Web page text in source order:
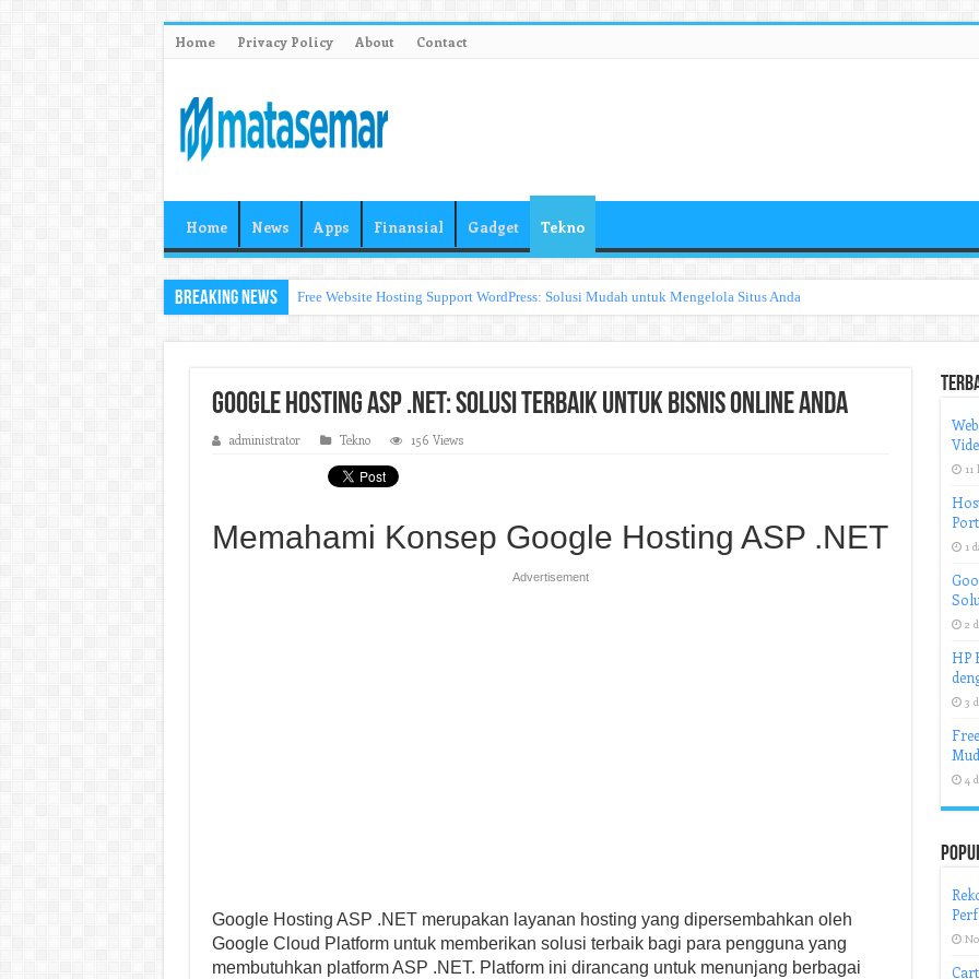
Home Privacy Policy About Contact
Home News Apps Finansial Gadget Tekno
Breaking News Free Website Hosting Support WordPress: Solusi Mudah untuk Mengelola Situs Anda
Google Hosting ASP .NET: Solusi Terbaik untuk Bisnis Online Anda
administrator Tekno 156 Views
Memahami Konsep Google Hosting ASP .NET
Advertisement
Google Hosting ASP .NET merupakan layanan hosting yang dipersembahkan oleh
Google Cloud Platform untuk memberikan solusi terbaik bagi para pengguna yang
membutuhkan platform ASP .NET. Platform ini dirancang untuk menunjang berbagai
1
2
HP
3
4